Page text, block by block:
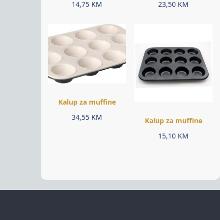
14,75 KM
23,50 KM
Kalup za muffine
34,55 KM
Kalup za muffine
15,10 KM